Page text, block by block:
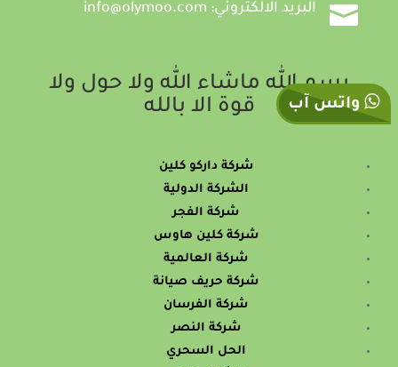
 البريد الالكتروني: info@olymoo.com
واتس آب
بسم الله ماشاء الله ولا حول ولا
قوة الا بالله
شركة داركو كلين
الشركة الدولية
شركة الفجر
شركة كلين هاوس
شركة العالمية
شركة حريف صيانة
شركة الفرسان
شركة النصر
الحل السحري